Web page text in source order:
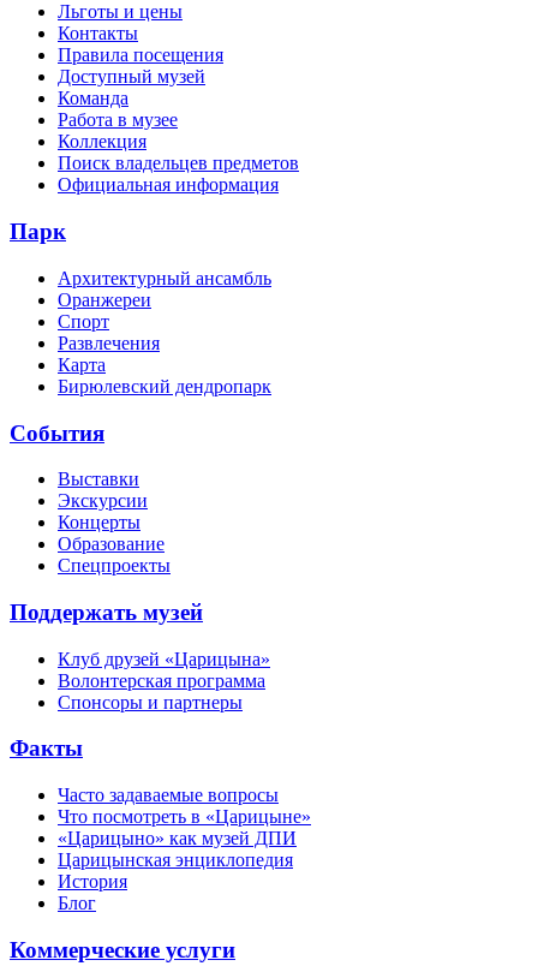
Льготы и цены
Контакты
Правила посещения
Доступный музей
Команда
Работа в музее
Коллекция
Поиск владельцев предметов
Официальная информация
Парк
Архитектурный ансамбль
Оранжереи
Спорт
Развлечения
Карта
Бирюлевский дендропарк
События
Выставки
Экскурсии
Концерты
Образование
Спецпроекты
Поддержать музей
Клуб друзей «Царицына»
Волонтерская программа
Спонсоры и партнеры
Факты
Часто задаваемые вопросы
Что посмотреть в «Царицыне»
«Царицыно» как музей ДПИ
Царицынская энциклопедия
История
Блог
Коммерческие услуги